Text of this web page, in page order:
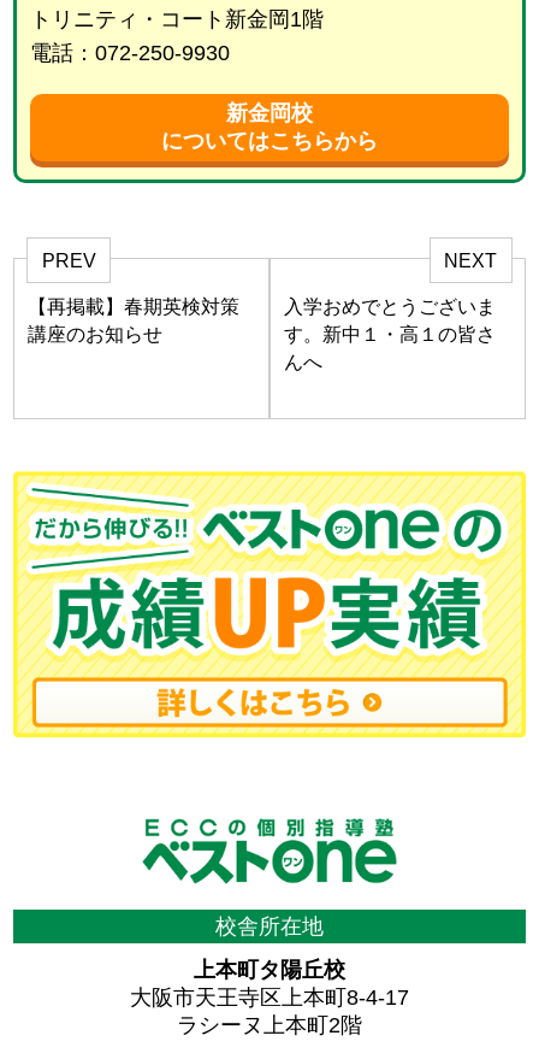
トリニティ・コート新金岡1階
電話：072-250-9930
新金岡校
についてはこちらから
PREV
【再掲載】春期英検対策
講座のお知らせ
NEXT
入学おめでとうございま
す。新中１・高１の皆さ
んへ
校舎所在地
上本町タ陽丘校
大阪市天王寺区上本町8-4-17
ラシーヌ上本町2階